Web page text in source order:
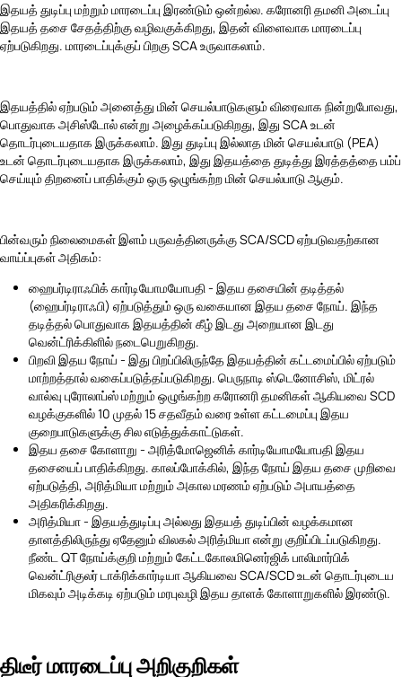
இதயத் துடிப்பு மற்றும் மாரடைப்பு இரண்டும் ஒன்றல்ல. கரோனரி தமனி அடைப்பு
இதயத் தசை சேதத்திற்கு வழிவகுக்கிறது, இதன் விளைவாக மாரடைப்பு
ஏற்படுகிறது. மாரடைப்புக்குப் பிறகு SCA உருவாகலாம்.
இதயத்தில் ஏற்படும் அனைத்து மின் செயல்பாடுகளும் விரைவாக நின்றுபோவது,
பொதுவாக அசிஸ்டோல் என்று அழைக்கப்படுகிறது, இது SCA உடன்
தொடர்புடையதாக இருக்கலாம். இது துடிப்பு இல்லாத மின் செயல்பாடு (PEA)
உடன் தொடர்புடையதாக இருக்கலாம், இது இதயத்தை துடித்து இரத்தத்தை பம்ப்
செய்யும் திறனைப் பாதிக்கும் ஒரு ஒழுங்கற்ற மின் செயல்பாடு ஆகும்.
பின்வரும் நிலைமைகள் இளம் பருவத்தினருக்கு SCA/SCD ஏற்படுவதற்கான
வாய்ப்புகள் அதிகம்:
ஹைபர்டிராஃபிக் கார்டியோமயோபதி - இதய தசையின் தடித்தல்
(ஹைபர்டிராஃபி) ஏற்படுத்தும் ஒரு வகையான இதய தசை நோய். இந்த
தடித்தல் பொதுவாக இதயத்தின் கீழ் இடது அறையான இடது
வென்ட்ரிக்கிளில் நடைபெறுகிறது.
பிறவி இதய நோய் - இது பிறப்பிலிருந்தே இதயத்தின் கட்டமைப்பில் ஏற்படும்
மாற்றத்தால் வகைப்படுத்தப்படுகிறது. பெருநாடி ஸ்டெனோசிஸ், மிட்ரல்
வால்வு புரோலாப்ஸ் மற்றும் ஒழுங்கற்ற கரோனரி தமனிகள் ஆகியவை SCD
வழக்குகளில் 10 முதல் 15 சதவீதம் வரை உள்ள கட்டமைப்பு இதய
குறைபாடுகளுக்கு சில எடுத்துக்காட்டுகள்.
இதய தசை கோளாறு - அரித்மோஜெனிக் கார்டியோமயோபதி இதய
தசையைப் பாதிக்கிறது. காலப்போக்கில், இந்த நோய் இதய தசை முறிவை
ஏற்படுத்தி, அரித்மியா மற்றும் அகால மரணம் ஏற்படும் அபாயத்தை
அதிகரிக்கிறது.
அரித்மியா - இதயத்துடிப்பு அல்லது இதயத் துடிப்பின் வழக்கமான
தாளத்திலிருந்து ஏதேனும் விலகல் அரித்மியா என்று குறிப்பிடப்படுகிறது.
நீண்ட QT நோய்க்குறி மற்றும் கேட்டகோலமினெர்ஜிக் பாலிமார்பிக்
வென்ட்ரிகுலர் டாக்ரிக்கார்டியா ஆகியவை SCA/SCD உடன் தொடர்புடைய
மிகவும் அடிக்கடி ஏற்படும் மரபுவழி இதய தாளக் கோளாறுகளில் இரண்டு.
திடீர் மாரடைப்பு அறிகுறிகள்